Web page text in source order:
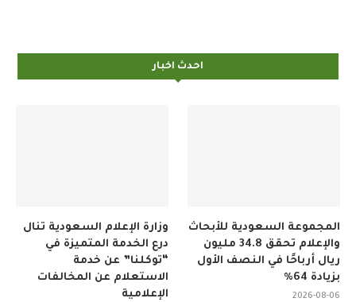
احدث اخبار
وزارة الإعلام السعودية تنال
درع الخدمة المتميزة في
“توكلنا” عن خدمة
الاستعلام عن المخالفات
الإعلامية
المجموعة السعودية للأبحاث
والإعلام تحقق 34.8 مليون
ريال أرباحًا في النصف الأول
بزيادة 64%
2026-08-06